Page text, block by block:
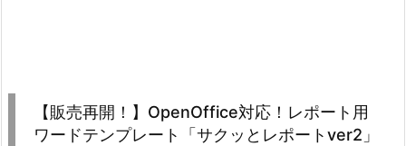
【販売再開！】OpenOffice対応！レポート用
ワードテンプレート「サクッとレポートver2」